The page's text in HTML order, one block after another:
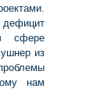
сфере
из
нам